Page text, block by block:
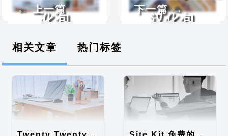
← 上一篇
化包
下一篇 →
汉化包
相关文章 热门标签